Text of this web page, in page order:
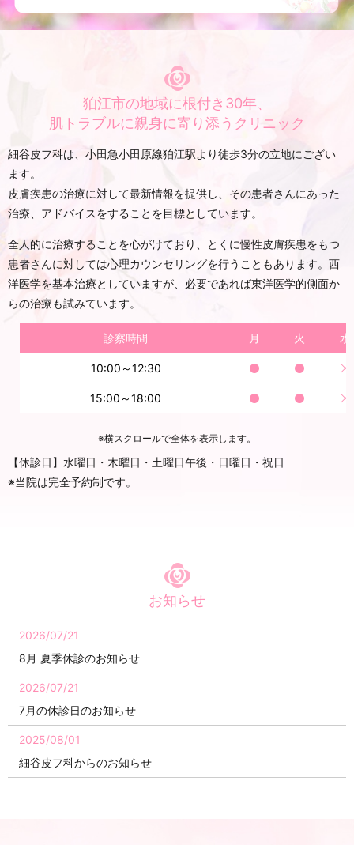
狛江市の地域に根付き30年、
肌トラブルに親身に寄り添うクリニック
細谷皮フ科は、小田急小田原線狛江駅より徒歩3分の立地にござい
ます。
皮膚疾患の治療に対して最新情報を提供し、その患者さんにあった
治療、 アドバイスをすることを目標としています。
全人的に治療することを心がけており、とくに慢性皮膚疾患をもつ
患者さんに対しては心理カウンセリングを行うこともあります。西
洋医学を基本治療としていますが、必要であれば東洋医学的側面か
らの治療も試みています。
診察時間 月 火 水
10:00～12:30
15:00～18:00
※横スクロールで全体を表示します。
【休診日】水曜日・木曜日・土曜日午後・日曜日・祝日
※当院は完全予約制です。
お知らせ
2026/07/21
8月 夏季休診のお知らせ
2026/07/21
7月の休診日のお知らせ
2025/08/01
細谷皮フ科からのお知らせ